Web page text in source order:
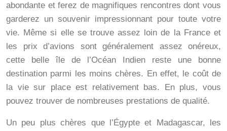
abondante et ferez de magnifiques rencontres dont vous
garderez un souvenir impressionnant pour toute votre
vie. Même si elle se trouve assez loin de la France et
les prix d’avions sont généralement assez onéreux,
cette belle île de l’Océan Indien reste une bonne
destination parmi les moins chères. En effet, le coût de
la vie sur place est relativement bas. En plus, vous
pouvez trouver de nombreuses prestations de qualité.
Un peu plus chères que l’Égypte et Madagascar, les